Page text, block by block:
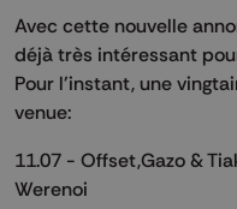
Avec cette nouvelle
déjà très intéressant
Pour l'instant, une
venue:
11.07 - Offset,Gazo &
Werenoi